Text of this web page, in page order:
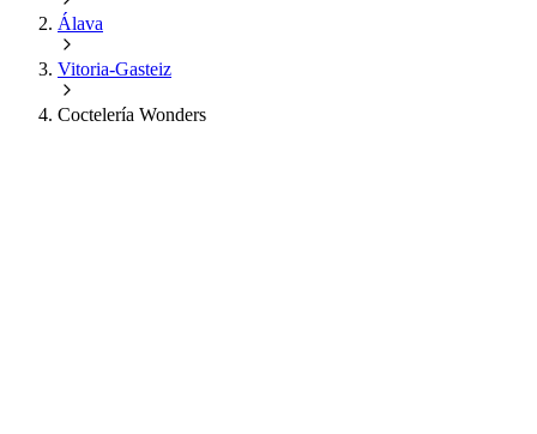
Álava
Vitoria-Gasteiz
Coctelería Wonders